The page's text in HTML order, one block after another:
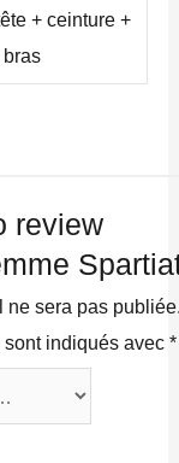
+ ceinture +
review
ne sera pas
sont indiqués avec*